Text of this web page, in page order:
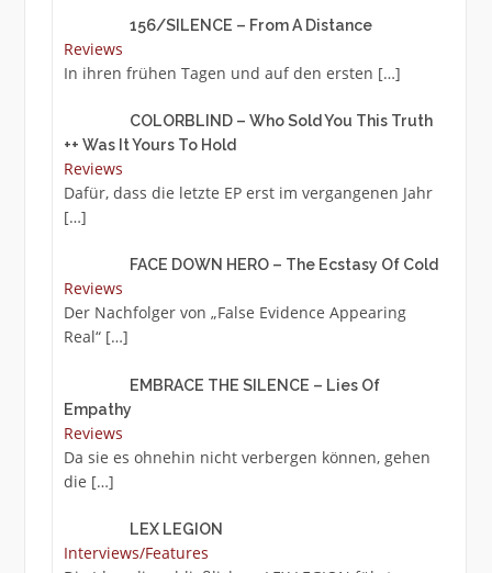
156/SILENCE – From A Distance
Reviews
In ihren frühen Tagen und auf den ersten […]
COLORBLIND – Who Sold You This Truth
++ Was It Yours To Hold
Reviews
Dafür, dass die letzte EP erst im vergangenen Jahr
[…]
FACE DOWN HERO – The Ecstasy Of Cold
Reviews
Der Nachfolger von „False Evidence Appearing
Real“ […]
EMBRACE THE SILENCE – Lies Of
Empathy
Reviews
Da sie es ohnehin nicht verbergen können, gehen
die […]
LEX LEGION
Interviews/Features